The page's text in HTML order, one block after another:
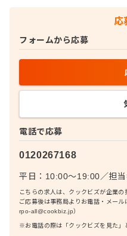
応
電話で応募
0120267168
平日：10:00〜19:00／担当
こちらの求人は、クックビズが企業の
ご応募後は事務局よりお電話・メー
rpo-all@cookbiz.jp）
※お電話の際は「クックビズを見た」
フォームから応募